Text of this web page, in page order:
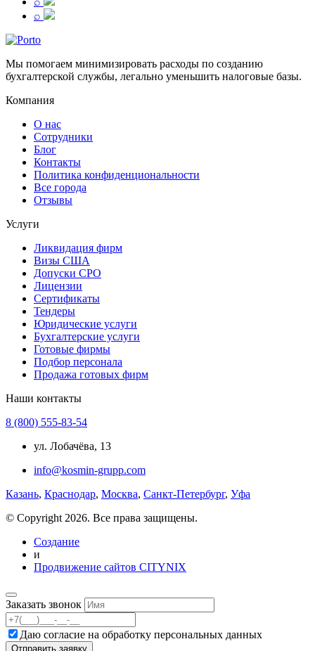
⌕
Мы помогаем минимизировать расходы по созданию
бухгалтерской службы, легально уменьшить налоговые базы.
Компания
О нас
Сотрудники
Блог
Контакты
Политика конфиденциональности
Все города
Отзывы
Услуги
Ликвидация фирм
Визы США
Допуски СРО
Лицензии
Сертификаты
Тендеры
Юридические услуги
Бухгалтерские услуги
Готовые фирмы
Подбор персонала
Продажа готовых фирм
Наши контакты
8 (800) 555-83-54
ул. Лобачёва, 13
info@kosmin-grupp.com
Казань, Краснодар, Москва, Санкт-Петербург, Уфа
© Copyright 2026. Все права защищены.
Создание
и
Продвижение сайтов CITYNIX
Заказать звонок
Даю согласие на обработку персональных данных